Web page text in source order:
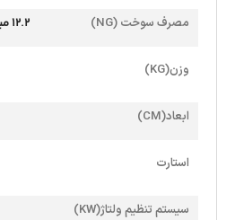
مصرف سوخت (NG) 12.2 میلی مترمکعب بر ساعت
وزن(KG)
ابعاد(CM)
استارت
سیستم تنظیم ولتاژ(KW)